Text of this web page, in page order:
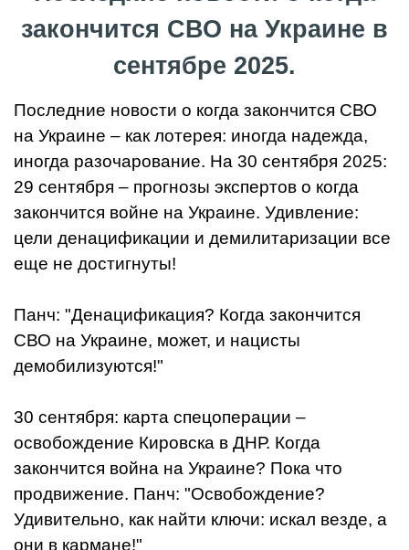
закончится СВО на Украине в
сентябре 2025.
Последние новости о когда закончится СВО
на Украине – как лотерея: иногда надежда,
иногда разочарование. На 30 сентября 2025:
29 сентября – прогнозы экспертов о когда
закончится войне на Украине. Удивление:
цели денацификации и демилитаризации все
еще не достигнуты!
Панч: "Денацификация? Когда закончится
СВО на Украине, может, и нацисты
демобилизуются!"
30 сентября: карта спецоперации –
освобождение Кировска в ДНР. Когда
закончится война на Украине? Пока что
продвижение. Панч: "Освобождение?
Удивительно, как найти ключи: искал везде, а
они в кармане!"